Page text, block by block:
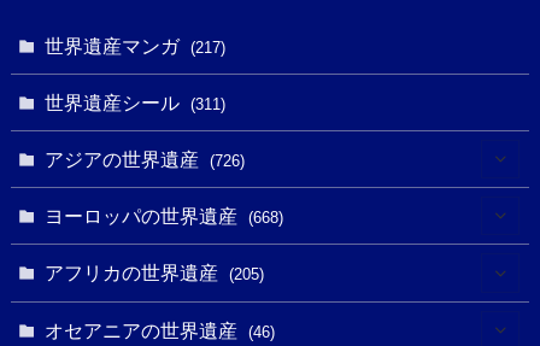
世界遺産マンガ (217)
世界遺産シール (311)
アジアの世界遺産 (726)
(6)
ヨーロッパの世界遺産 (668)
(4)
(3)
アフリカの世界遺産 (205)
(8)
オセアニアの世界遺産 (46)